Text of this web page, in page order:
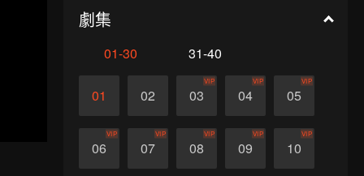
劇集
01-30 31-40
01 02 03
VIP
04
VIP
05
VIP
06
VIP
07
VIP
08
VIP
09
VIP
10
VIP